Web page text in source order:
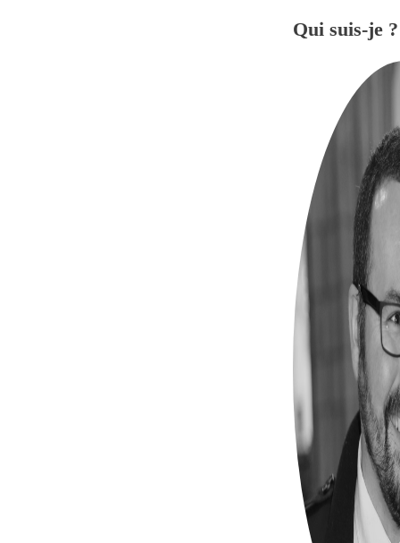
Qui suis-je ?